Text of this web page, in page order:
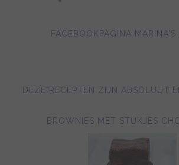
FACEBOOKPAGINA MARINA'S
DEZE RECEPTEN ZIJN ABSOLUUT
BROWNIES MET STUKJES